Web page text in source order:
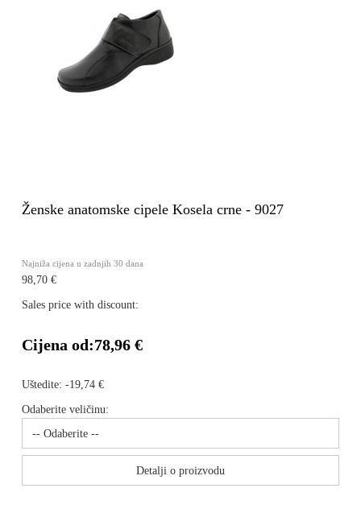
Ženske anatomske cipele Kosela crne - 9027
Najniža cijena u zadnjih 30 dana
98,70 €
Sales price with discount:
Cijena od:78,96 €
Uštedite: -19,74 €
Odaberite veličinu:
Detalji o proizvodu